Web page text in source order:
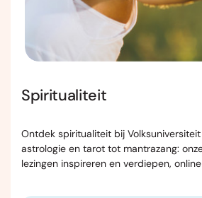
Spiritualiteit
Ontdek spiritualiteit bij
astrologie en tarot tot mantrazang:
lezingen inspireren en verdiepen,